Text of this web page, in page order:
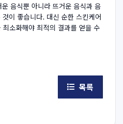
음식뿐 아니라 뜨거운 음식과 음
이 좋습니다. 대신 순한 스킨케어
소화해야 최적의 결과를 얻을 수
목록